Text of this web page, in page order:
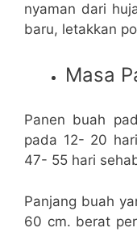
nyaman dari
baru, letakkan
Masa
Panen buah
pada 12- 20
47- 55 hari
Panjang buah
60 cm. berat